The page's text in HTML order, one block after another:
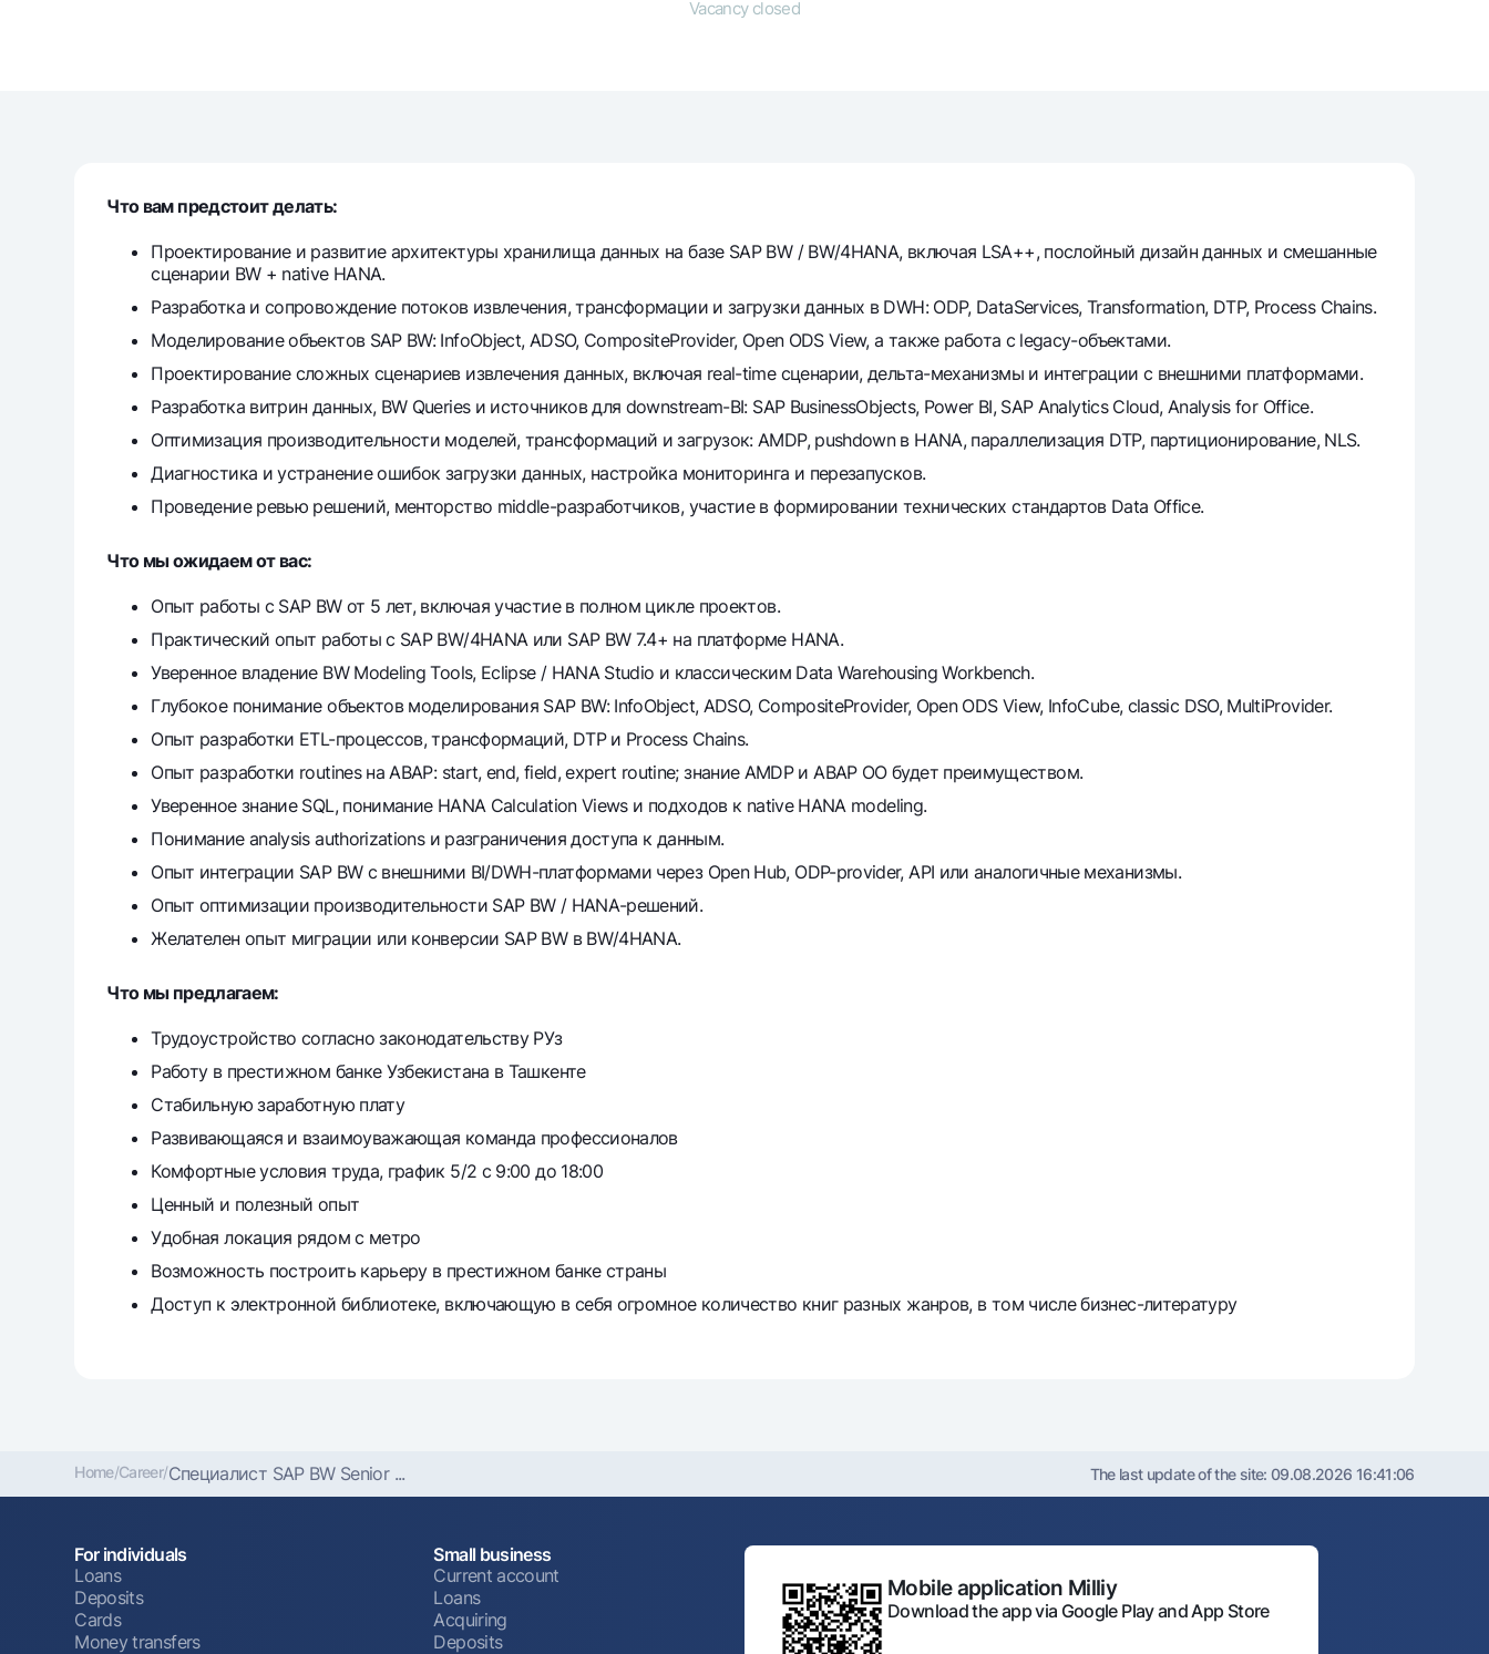
Helpful links
Press Center Offices and ATMs Consent for processing personal data
Follow us on social networks Contact center
+998 78 148-00-10
Vacancy closed
Что вам предстоит делать:
Проектирование и развитие архитектуры хранилища данных на базе SAP BW / BW/4HANA, включая LSA++, послойный дизайн данных и смешанные
сценарии BW + native HANA.
Разработка и сопровождение потоков извлечения, трансформации и загрузки данных в DWH: ODP, DataServices, Transformation, DTP, Process Chains.
Моделирование объектов SAP BW: InfoObject, ADSO, CompositeProvider, Open ODS View, а также работа с legacy-объектами.
Проектирование сложных сценариев извлечения данных, включая real-time сценарии, дельта-механизмы и интеграции с внешними платформами.
Разработка витрин данных, BW Queries и источников для downstream-BI: SAP BusinessObjects, Power BI, SAP Analytics Cloud, Analysis for Office.
Оптимизация производительности моделей, трансформаций и загрузок: AMDP, pushdown в HANA, параллелизация DTP, партиционирование, NLS.
Диагностика и устранение ошибок загрузки данных, настройка мониторинга и перезапусков.
Проведение ревью решений, менторство middle-разработчиков, участие в формировании технических стандартов Data Office.
Что мы ожидаем от вас:
Опыт работы с SAP BW от 5 лет, включая участие в полном цикле проектов.
Практический опыт работы с SAP BW/4HANA или SAP BW 7.4+ на платформе HANA.
Уверенное владение BW Modeling Tools, Eclipse / HANA Studio и классическим Data Warehousing Workbench.
Глубокое понимание объектов моделирования SAP BW: InfoObject, ADSO, CompositeProvider, Open ODS View, InfoCube, classic DSO, MultiProvider.
Опыт разработки ETL-процессов, трансформаций, DTP и Process Chains.
Опыт разработки routines на ABAP: start, end, field, expert routine; знание AMDP и ABAP OO будет преимуществом.
Уверенное знание SQL, понимание HANA Calculation Views и подходов к native HANA modeling.
Понимание analysis authorizations и разграничения доступа к данным.
Опыт интеграции SAP BW с внешними BI/DWH-платформами через Open Hub, ODP-provider, API или аналогичные механизмы.
Опыт оптимизации производительности SAP BW / HANA-решений.
Желателен опыт миграции или конверсии SAP BW в BW/4HANA.
Что мы предлагаем:
Трудоустройство согласно законодательству РУз
Работу в престижном банке Узбекистана в Ташкенте
Стабильную заработную плату
Развивающаяся и взаимоуважающая команда профессионалов
Комфортные условия труда, график 5/2 с 9:00 до 18:00
Ценный и полезный опыт
Удобная локация рядом с метро
Возможность построить карьеру в престижном банке страны
Доступ к электронной библиотеке, включающую в себя огромное количество книг разных жанров, в том числе бизнес-литературу
Home/Career/Специалист SAP BW Senior ... The last update of the site: 09.08.2026 16:41:06
For individuals
Loans
Deposits
Cards
Money transfers
Small business
Current account
Loans
Acquiring
Deposits
Mobile application Milliy
Download the app via Google Play and App Store